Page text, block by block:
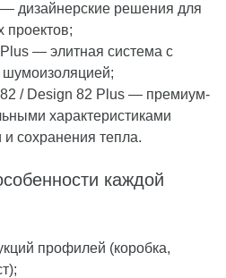
дизайнерские решения для
проектов;
— элитная система с
/ Design 82 Plus — премиум-
характеристиками
сохранения тепла.
каждой
профилей (коробка,